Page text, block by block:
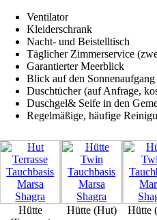
Ventilator
Kleiderschrank
Nacht- und Beistelltisch
Täglicher Zimmerservice
Garantierter Meerblick
Blick auf den Sonnenaufgang
Duschtücher (auf Anfrage,
Duschgel& Seife in den
Regelmäßige, häufige
Hütte
Hütte (Hut) Hütte